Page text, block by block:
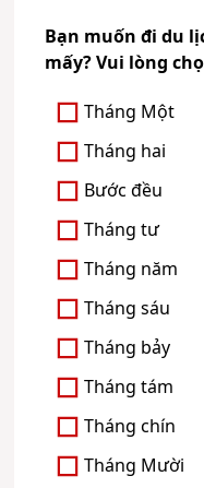
Bạn muốn đi du
mấy? Vui lòng
Tháng Một
Tháng hai
Bước đều
Tháng tư
Tháng năm
Tháng sáu
Tháng bảy
Tháng tám
Tháng chín
Tháng Mười